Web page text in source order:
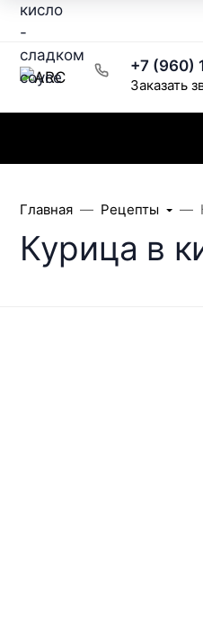
Рецепты
+7 (960)
Заказать
Главная Рецепты
Курица в